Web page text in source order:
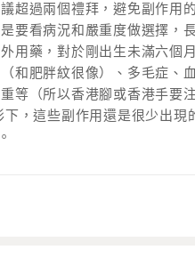
超過兩個禮拜，避免副作用
要看病況和嚴重度做選擇，
用藥，對於剛出生未滿六個
和肥胖紋很像）、多毛症、
等（所以香港腳或香港手
，這些副作用還是很少出現